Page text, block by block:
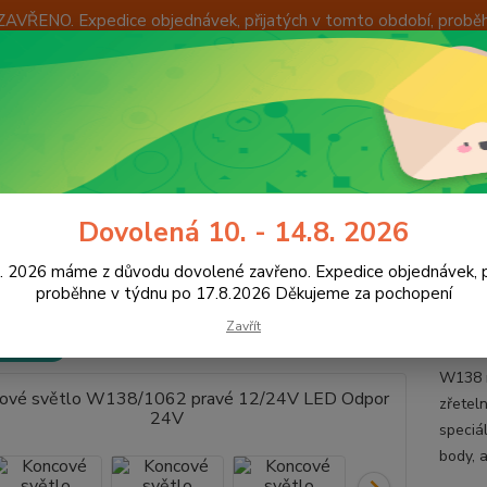
Expedice objednávek, přijatých v tomto období,
OKAMŽITÁ VÝMĚNA ZBOŽÍ
Hledat 8:00 -
LED osvětlení vozidel Koncová světla LED Světla LED bez
Odpor 24V
světlo W138/1062 pravé
S
W138
body,
Dovolená 10. - 14.8. 2026
2026 máme z důvodu dovolené zavřeno. Expedice
proběhne v týdnu po 17.8.2026 Děkujeme za pochopení
Zavřít